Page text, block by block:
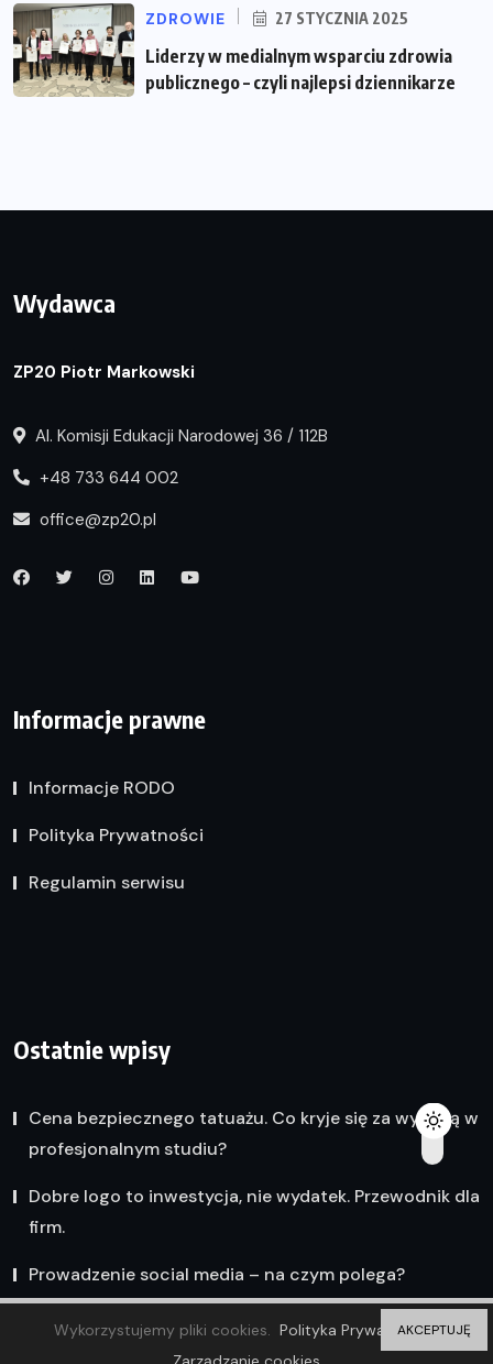
ZDROWIE 27 STYCZNIA 2025
Liderzy w medialnym wsparciu zdrowia
publicznego – czyli najlepsi dziennikarze
Wydawca
ZP20 Piotr Markowski
Al. Komisji Edukacji Narodowej 36 / 112B
+48 733 644 002
office@zp20.pl
Informacje prawne
Informacje RODO
Polityka Prywatności
Regulamin serwisu
Ostatnie wpisy
Cena bezpiecznego tatuażu. Co kryje się za wyceną w
profesjonalnym studiu?
Dobre logo to inwestycja, nie wydatek. Przewodnik dla
firm.
Prowadzenie social media – na czym polega?
Wykorzystujemy pliki cookies. Polityka PrywatnościAKCEPTUJĘ